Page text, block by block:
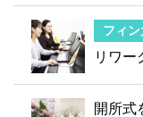
フィ
リワー
開所式